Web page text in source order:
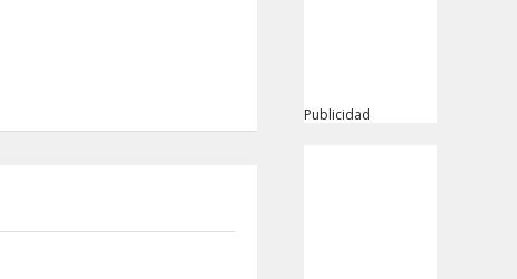
Publicidad